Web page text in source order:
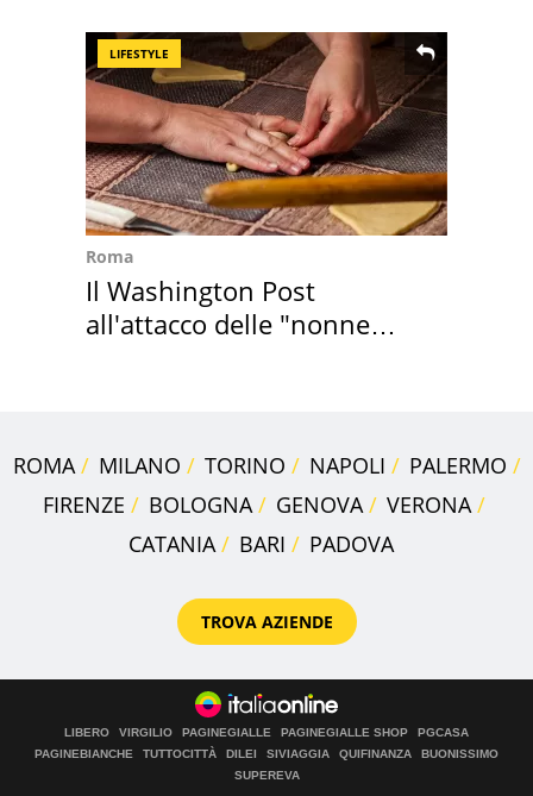
LIFESTYLE
Roma
Il Washington Post
all'attacco delle "nonne
ROMA MILANO TORINO NAPOLI
PALERMO
FIRENZE
BOLOGNA GENOVA
VERONA
CATANIA
BARI PADOVA
TROVA AZIENDE
LIBERO VIRGILIO PAGINEGIALLE PAGINEGIALLE SHOP
PGCASA
PAGINEBIANCHE
TUTTOCITTÀ DILEI SIVIAGGIA QUIFINANZA
BUONISSIMO
SUPEREVA